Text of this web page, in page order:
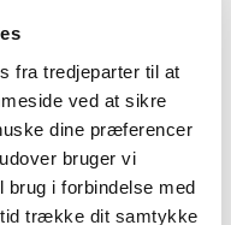
fra tredjeparter til at
ved at sikre
dine præferencer
bruger vi
i forbindelse med
trække dit samtykke
gratis i 30 dage
nye digitale
undervisning? Hos Alinea har
på vores læremidler. Med
får du adgang
valgte trin. På de digitale